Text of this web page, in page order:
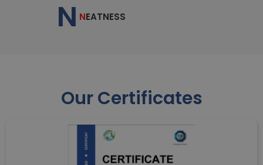
N NEATNESS
Our Certificates